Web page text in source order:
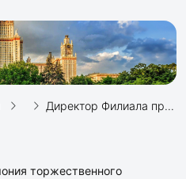
Директор Филиала профессор А.В. Сидорович принял участие в торжественном открытии монумента "550-летие Казахского ханства" в Таразе
торжественного